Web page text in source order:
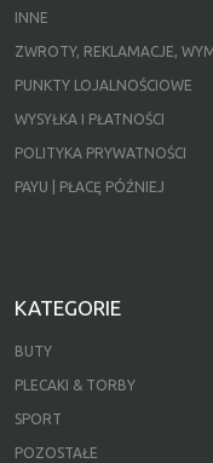
INNE
ZWROTY, REKLAMACJE,
PUNKTY LOJALNOŚCIOWE
WYSYŁKA I PŁATNOŚCI
POLITYKA PRYWATNOŚCI
PAYU | PŁACĘ PÓŹNIEJ
KATEGORIE
BUTY
PLECAKI & TORBY
SPORT
POZOSTAŁE